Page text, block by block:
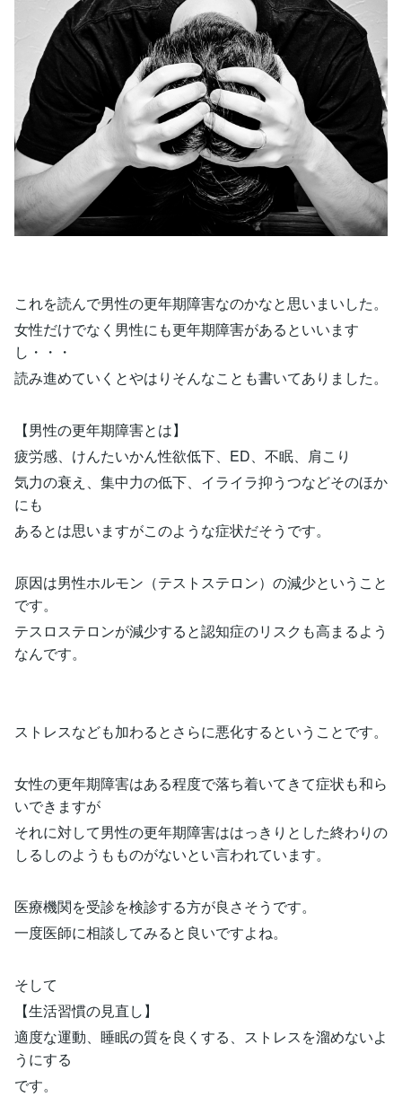
これを読んで男性の更年期障害なのかなと思いまいした。
女性だけでなく男性にも更年期障害があるといいます
し・・・
読み進めていくとやはりそんなことも書いてありました。
【男性の更年期障害とは】
疲労感、けんたいかん性欲低下、ED、不眠、肩こり
気力の衰え、集中力の低下、イライラ抑うつなどそのほか
にも
あるとは思いますがこのような症状だそうです。
原因は男性ホルモン（テストステロン）の減少ということ
です。
テスロステロンが減少すると認知症のリスクも高まるよう
なんです。
ストレスなども加わるとさらに悪化するということです。
女性の更年期障害はある程度で落ち着いてきて症状も和ら
いできますが
それに対して男性の更年期障害ははっきりとした終わりの
しるしのようもものがないとい言われています。
医療機関を受診を検診する方が良さそうです。
一度医師に相談してみると良いですよね。
そして
【生活習慣の見直し】
適度な運動、睡眠の質を良くする、ストレスを溜めないよ
うにする
です。